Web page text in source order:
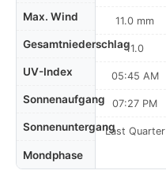
Max. Wind
Gesamtniederschlag
UV-Index
Sonnenaufgang
Sonnenuntergang
Mondphase
11.0 mm
11.0
05:45 AM
07:27 PM
Last Quarter